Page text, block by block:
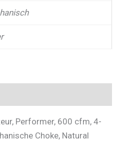
Performer, 600 cfm, 4-
Choke, Natural